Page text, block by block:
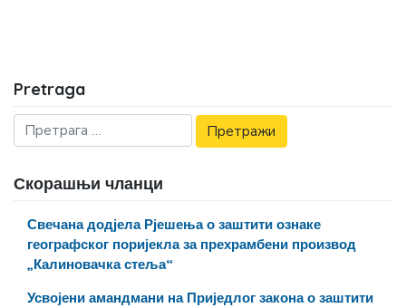
Pretraga
Скорашњи чланци
Свечана додјела Рјешења о заштити ознаке
географског поријекла за прехрамбени производ
„Калиновачка стеља“
Усвојени амандмани на Приједлог закона о заштити